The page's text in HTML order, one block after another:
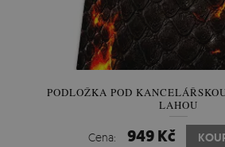
PODLOŽKA POD
LAHOU
Cena: 949 Kč